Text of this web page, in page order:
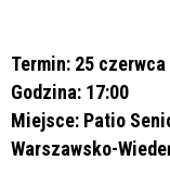
Termin: 25
Godzina: 17:00
Miejsce: Patio
Warszawsko-